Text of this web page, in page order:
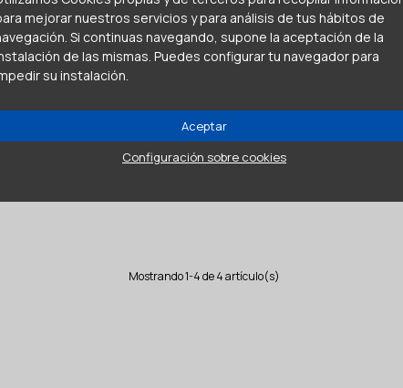
mejorar nuestros servicios y para análisis de tus hábitos de
Si continuas navegando, supone la aceptación de la
de las mismas. Puedes configurar tu navegador para
su instalación.
Aceptar
Configuración sobre cookies
Mostrando 1-4 de 4 artículo(s)